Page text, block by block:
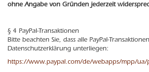
ohne Angabe von Gründen jederzeit
§ 4 PayPal-Transaktionen
Bitte beachten Sie, dass alle PayPal-
Datenschutzerklärung unterliegen:
https://www.paypal.com/de/webapps/mpp/ua/